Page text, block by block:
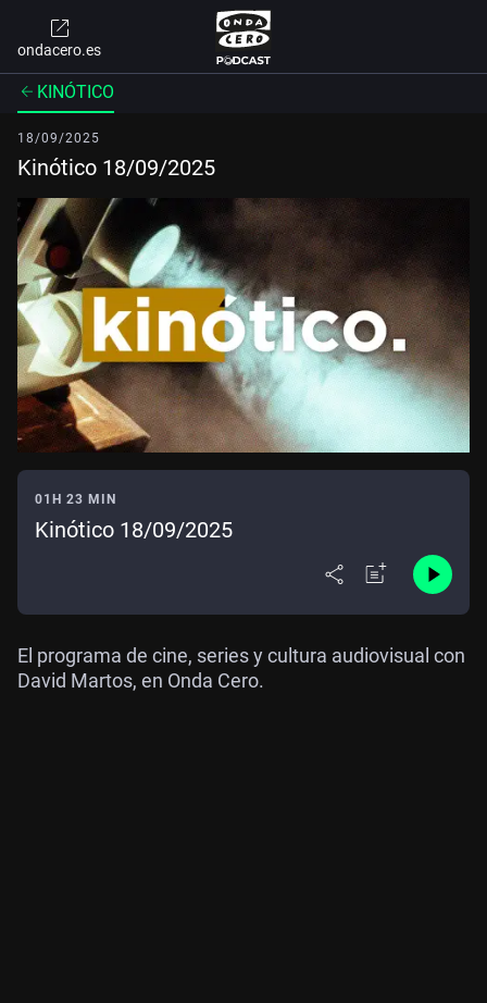
ondacero.es
KINÓTICO
18/09/2025
Kinótico 18/09/2025
01H 23 MIN
Kinótico 18/09/2025
El programa de cine, series y cultura audiovisual con
David Martos, en Onda Cero.